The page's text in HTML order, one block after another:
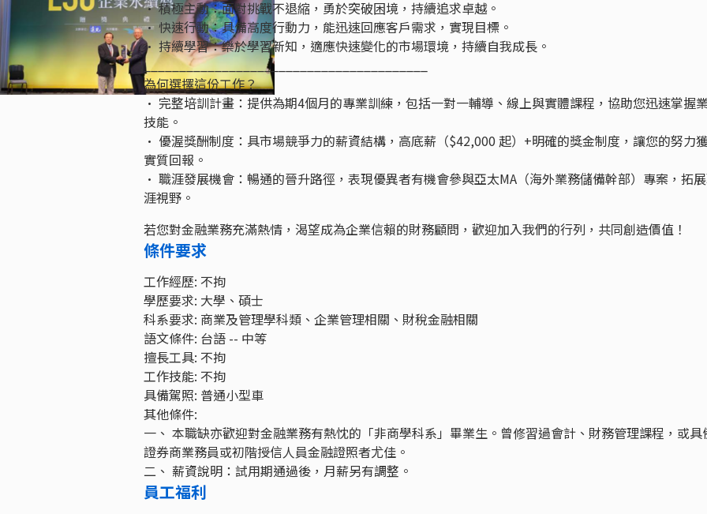
• 積極主動：面對挑戰不退縮，勇於突破困境，持續追求卓越。
• 快速行動：具備高度行動力，能迅速回應客戶需求，實現目標。
• 持續學習：樂於學習新知，適應快速變化的市場環境，持續自我成長。
________________________________________
為何選擇這份工作？
• 完整培訓計畫：提供為期4個月的專業訓練，包括一對一輔導、線上與實體課程，協助您迅速掌握
技能。
• 優渥獎酬制度：具市場競爭力的薪資結構，高底薪（$42,000 起）+明確的獎金制度，讓您的努力
實質回報。
• 職涯發展機會：暢通的晉升路徑，表現優異者有機會參與亞太MA（海外業務儲備幹部）專案，拓
涯視野。
若您對金融業務充滿熱情，渴望成為企業信賴的財務顧問，歡迎加入我們的行列，共同創造價值！
條件要求
工作經歷: 不拘
學歷要求: 大學、碩士
科系要求: 商業及管理學科類、企業管理相關、財稅金融相關
語文條件: 台語 -- 中等
擅長工具: 不拘
工作技能: 不拘
具備駕照: 普通小型車
其他條件:
一、 本職缺亦歡迎對金融業務有熱忱的「非商學科系」畢業生。曾修習過會計、財務管理課程，或具
證券商業務員或初階授信人員金融證照者尤佳。
二、 薪資說明：試用期通過後，月薪另有調整。
員工福利